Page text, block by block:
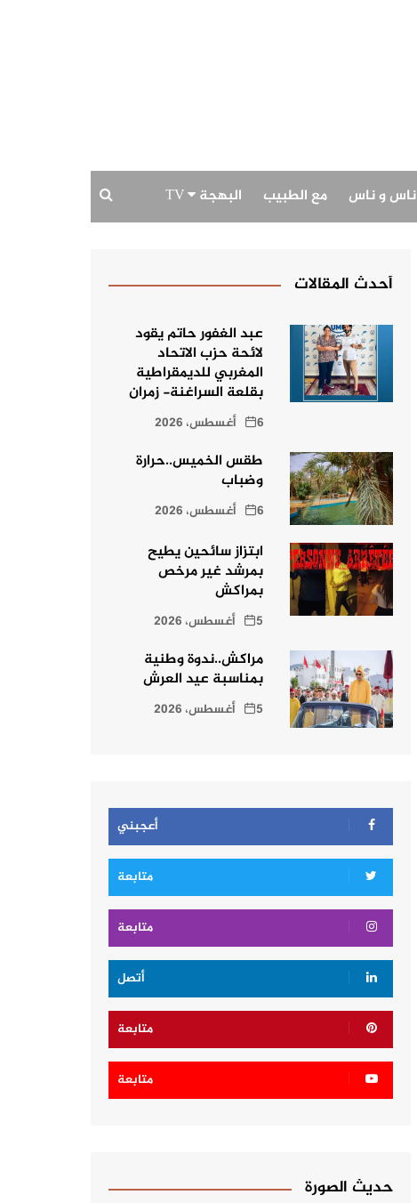
ناس و ناس مع الطبيب البهجة TV
أحدث المقالات
عبد الغفور حاتم يقود
لائحة حزب الاتحاد
المغربي للديمقراطية
بقلعة السراغنة- زمران
6 أغسطس، 2026
طقس الخميس..حرارة
وضباب
6 أغسطس، 2026
ابتزاز سائحين يطيح
بمرشد غير مرخص
بمراكش
5 أغسطس، 2026
مراكش..ندوة وطنية
بمناسبة عيد العرش
5 أغسطس، 2026
أعجبني
متابعة
متابعة
أتصل
متابعة
متابعة
حديث الصورة